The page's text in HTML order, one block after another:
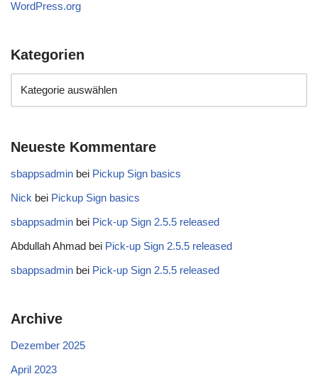
WordPress.org
Kategorien
Neueste Kommentare
sbappsadmin bei Pickup Sign basics
Nick bei Pickup Sign basics
sbappsadmin bei Pick-up Sign 2.5.5 released
Abdullah Ahmad bei Pick-up Sign 2.5.5 released
sbappsadmin bei Pick-up Sign 2.5.5 released
Archive
Dezember 2025
April 2023